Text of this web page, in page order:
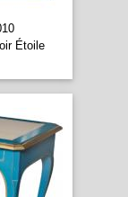
Étoile